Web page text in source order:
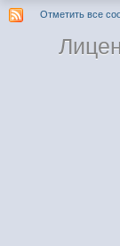
Отметить все